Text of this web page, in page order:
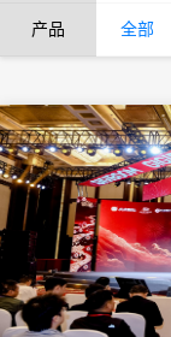
产品 全部